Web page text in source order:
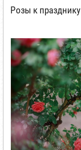
Розы к празднику